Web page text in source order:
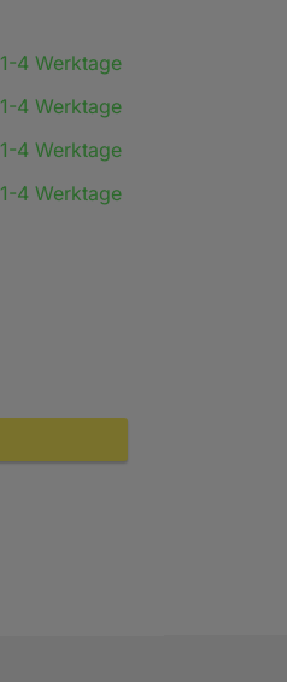
1-4 Werktage
1-4 Werktage
1-4 Werktage
1-4 Werktage